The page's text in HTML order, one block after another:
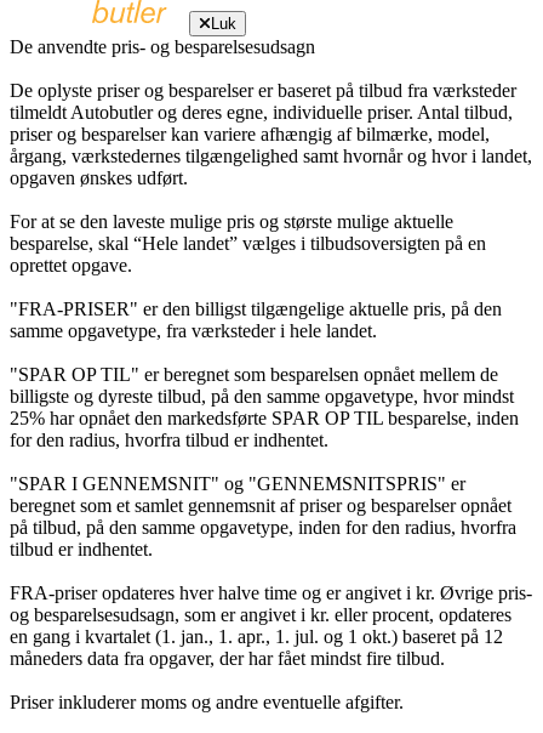
Luk
De anvendte pris- og besparelsesudsagn
De oplyste priser og besparelser er baseret på tilbud fra værksteder
tilmeldt Autobutler og deres egne, individuelle priser. Antal tilbud,
priser og besparelser kan variere afhængig af bilmærke, model,
årgang, værkstedernes tilgængelighed samt hvornår og hvor i landet,
opgaven ønskes udført.
For at se den laveste mulige pris og største mulige aktuelle
besparelse, skal “Hele landet” vælges i tilbudsoversigten på en
oprettet opgave.
"FRA-PRISER" er den billigst tilgængelige aktuelle pris, på den
samme opgavetype, fra værksteder i hele landet.
"SPAR OP TIL" er beregnet som besparelsen opnået mellem de
billigste og dyreste tilbud, på den samme opgavetype, hvor mindst
25% har opnået den markedsførte SPAR OP TIL besparelse, inden
for den radius, hvorfra tilbud er indhentet.
"SPAR I GENNEMSNIT" og "GENNEMSNITSPRIS" er
beregnet som et samlet gennemsnit af priser og besparelser opnået
på tilbud, på den samme opgavetype, inden for den radius, hvorfra
tilbud er indhentet.
FRA-priser opdateres hver halve time og er angivet i kr. Øvrige pris-
og besparelsesudsagn, som er angivet i kr. eller procent, opdateres
en gang i kvartalet (1. jan., 1. apr., 1. jul. og 1 okt.) baseret på 12
måneders data fra opgaver, der har fået mindst fire tilbud.
Priser inkluderer moms og andre eventuelle afgifter.